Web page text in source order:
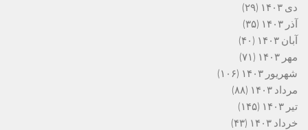
دی ۱۴۰۳
(۲۹)
آذر ۱۴۰۳
(۳۵)
آبان ۱۴۰۳
(۴۰)
مهر ۱۴۰۳
(۷۱)
شهریور ۱۴۰۳
(۱۰۶)
مرداد ۱۴۰۳
(۸۸)
تیر ۱۴۰۳
(۱۴۵)
خرداد ۱۴۰۳
(۴۳)